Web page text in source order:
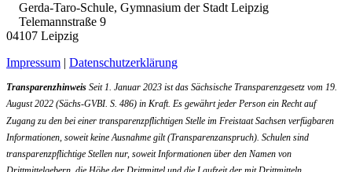
Gerda-Taro-Schule, Gymnasium der Stadt Leipzig
Telemannstraße 9
04107 Leipzig
Impressum | Datenschutzerklärung
Transparenzhinweis Seit 1. Januar 2023 ist das Sächsische Transparenzgesetz vom 19.
August 2022 (Sächs-GVBI. S. 486) in Kraft. Es gewährt jeder Person ein Recht auf
Zugang zu den bei einer transparenzpflichtigen Stelle im Freistaat Sachsen verfügbaren
Informationen, soweit keine Ausnahme gilt (Transparenzanspruch). Schulen sind
transparenzpflichtige Stellen nur, soweit Informationen über den Namen von